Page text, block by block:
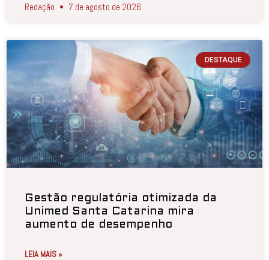
Redação 7 de agosto de 2026
DESTAQUE
Gestão regulatória otimizada da
Unimed Santa Catarina mira
aumento de desempenho
LEIA MAIS »